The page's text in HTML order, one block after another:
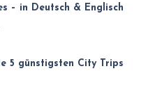
– in Deutsch & Englisch
5 günstigsten City Trips